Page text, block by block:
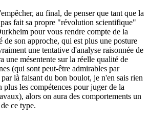
au final, de penser que tant que la
fait sa propre "révolution scientifique"
pour vous rendre compte de la
de son approche, qui est plus une posture
une tentative d'analyse raisonnée de
une mésentente sur la réelle qualité de
(qui sont peut-être admirables par
là faisant du bon boulot, je n'en sais rien
plus les compétences pour juger de la
alors on aura des comportements un
ce type.